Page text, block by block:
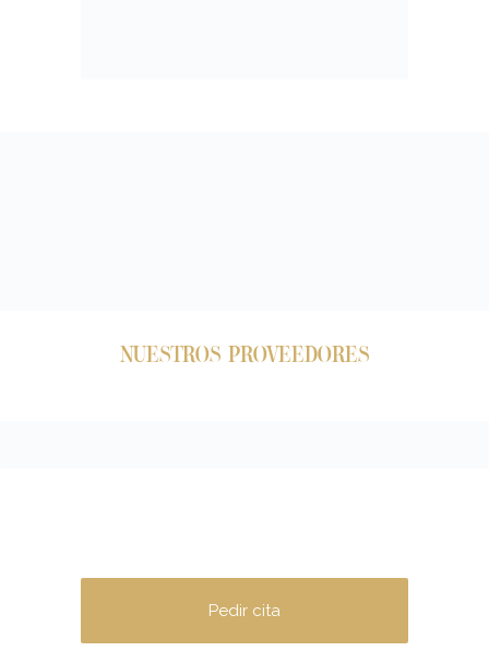
NUESTROS PROVEEDORES
Pedir cita